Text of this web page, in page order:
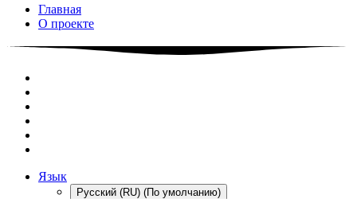
Главная
О проекте
Язык
Русский (RU) (По умолчанию)